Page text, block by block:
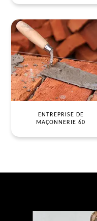
ENTREPRISE DE
MAÇONNERIE 60